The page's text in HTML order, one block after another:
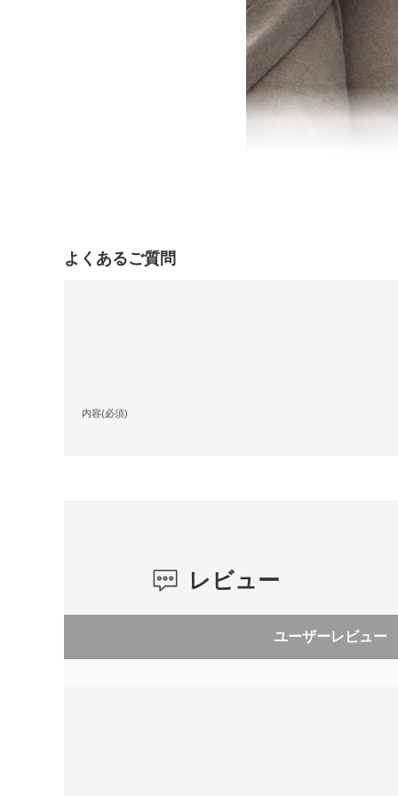
よくあるご質問
内容(必須)
レビュー
ユーザーレビュー